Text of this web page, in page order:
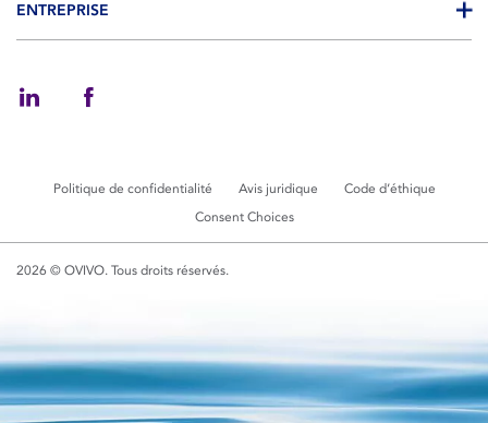
ENTREPRISE
Politique de confidentialité Avis juridique
Code d’éthique
Consent Choices
2026 © OVIVO. Tous droits réservés.